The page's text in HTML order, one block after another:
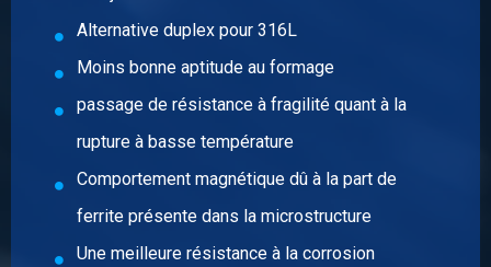
Alternative duplex pour 316L
Moins bonne aptitude au formage
passage de résistance à fragilité quant à la
rupture à basse température
Comportement magnétique dû à la part de
ferrite présente dans la microstructure
Une meilleure résistance à la corrosion